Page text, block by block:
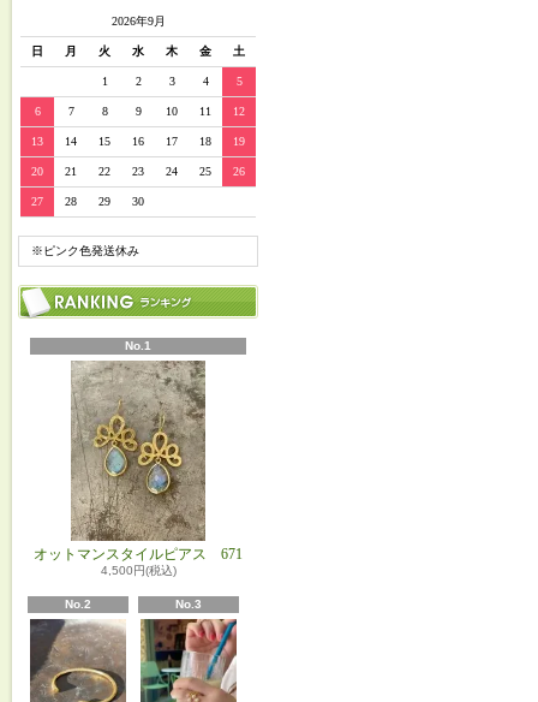
2026年9月
日 月 火 水 木 金 土
1 2 3 4 5
6 7 8 9 10 11 12
13 14 15 16 17 18 19
20 21 22 23 24 25 26
27 28 29 30
※ピンク色発送休み
No.1
オットマンスタイルピアス 671
4,500円(税込)
No.2 No.3